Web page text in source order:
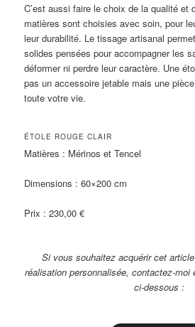
C’est aussi faire le choix de la qualité et
matières sont choisies avec soin, pour
leur durabilité. Le tissage artisanal
solides pensées pour accompagner les
déformer ni perdre leur caractère. Une
pas un accessoire jetable mais une
toute votre vie.
ÉTOLE ROUGE CLAIR
Matières : Mérinos et Tencel
Dimensions : 60×200 cm
Prix : 230,00 €
Si vous souhaitez acquérir cet
réalisation personnalisée, contactez-moi
ci-dessous :